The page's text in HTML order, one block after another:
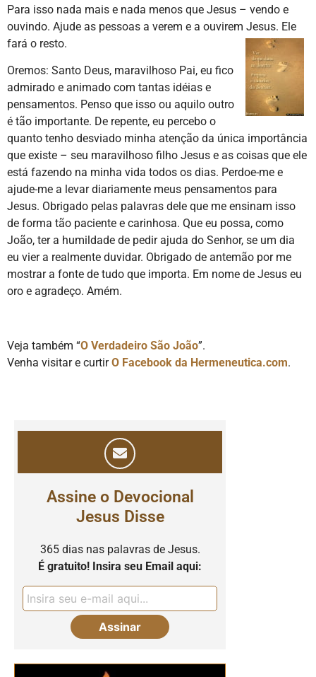
Para isso nada mais e nada menos que Jesus – vendo e
ouvindo. Ajude as pessoas a verem e a ouvirem Jesus. Ele
fará o resto.
Oremos: Santo Deus, maravilhoso Pai, eu fico
admirado e animado com tantas idéias e
pensamentos. Penso que isso ou aquilo outro
é tão importante. De repente, eu percebo o
quanto tenho desviado minha atenção da única importância
que existe – seu maravilhoso filho Jesus e as coisas que ele
está fazendo na minha vida todos os dias. Perdoe-me e
ajude-me a levar diariamente meus pensamentos para
Jesus. Obrigado pelas palavras dele que me ensinam isso
de forma tão paciente e carinhosa. Que eu possa, como
João, ter a humildade de pedir ajuda do Senhor, se um dia
eu vier a realmente duvidar. Obrigado de antemão por me
mostrar a fonte de tudo que importa. Em nome de Jesus eu
oro e agradeço. Amém.
Veja também “O Verdadeiro São João”.
Venha visitar e curtirO Facebook da Hermeneutica.com.
Assine o Devocional
Jesus Disse
365 dias nas palavras de Jesus.
É gratuito! Insira seu Email aqui: